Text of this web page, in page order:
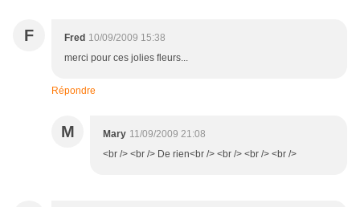
F Fred 10/09/2009 15:38
merci pour ces jolies fleurs...
Répondre
M Mary 11/09/2009 21:08
<br /> <br /> De rien<br /> <br /> <br /> <br />